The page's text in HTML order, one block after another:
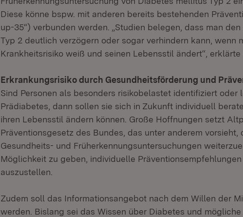
Diese könne bspw. mit anderen bereits bestehenden
up-35“) verbunden werden. „Studien belegen, dass man
Typ 2 deutlich verzögern oder sogar verhindern kann, wenn
Krankheitsrisiko weiß und seinen Lebensstil ändert“, erklärte
Erkrankungsrisiko durch Gesundheitsförderung und
Sind Personen als besonders risikobelastet identifiziert oder
Prädiabetes, dann sollen sie sich in Zukunft individuell
ihren Lebensstil ändern können. Große Hoffnungen setzt
Präventionsgesetz des Bundes, das unter anderem vorsieht,
Gesundheits- und Früherkennungsuntersuchungen
Möglichkeit zu geben, individuelle
auszustellen.
Zudem soll das Informationsangebot nach dem Willen der
werden. Bislang sei das Wissen über Diabetes und